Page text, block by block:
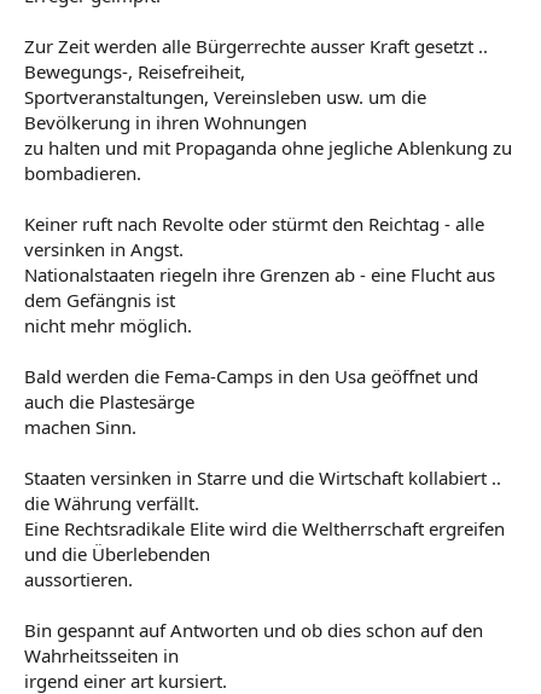
Zur Zeit werden alle Bürgerrechte ausser Kraft gesetzt ..
Bewegungs-, Reisefreiheit,
Sportveranstaltungen, Vereinsleben usw. um die
Bevölkerung in ihren Wohnungen
zu halten und mit Propaganda ohne jegliche Ablenkung zu
bombadieren.
Keiner ruft nach Revolte oder stürmt den Reichtag - alle
versinken in Angst.
Nationalstaaten riegeln ihre Grenzen ab - eine Flucht aus
dem Gefängnis ist
nicht mehr möglich.
Bald werden die Fema-Camps in den Usa geöffnet und
auch die Plastesärge
machen Sinn.
Staaten versinken in Starre und die Wirtschaft kollabiert ..
die Währung verfällt.
Eine Rechtsradikale Elite wird die Weltherrschaft ergreifen
und die Überlebenden
aussortieren.
Bin gespannt auf Antworten und ob dies schon auf den
Wahrheitsseiten in
irgend einer art kursiert.